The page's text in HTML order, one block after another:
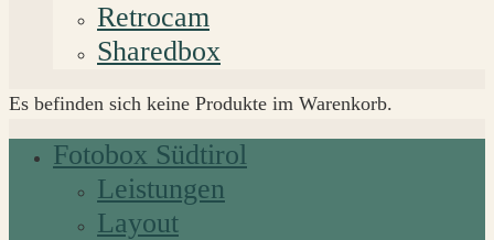
Retrocam
Sharedbox
Es befinden sich keine Produkte im Warenkorb.
Fotobox Südtirol
Leistungen
Layout